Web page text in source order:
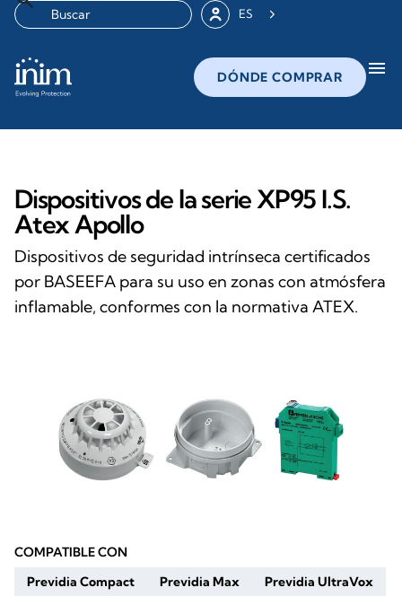
ES
DÓNDE COMPRAR menu
Dispositivos de la serie XP95 I.S.
Atex Apollo
Dispositivos de seguridad intrínseca certificados
por BASEEFA para su uso en zonas con atmósfera
inflamable, conformes con la normativa ATEX.
COMPATIBLE CON
Previdia Compact
Previdia Max Previdia UltraVox